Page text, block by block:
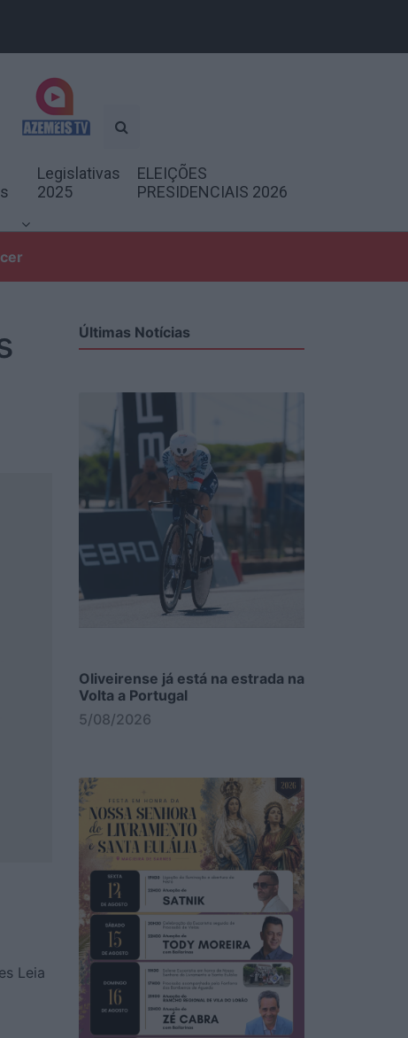
Legislativas
2025
ELEIÇÕES
PRESIDENCIAIS 2026
Leia
Últimas Notícias
Oliveirense já está na estrada na
Volta a Portugal
5/08/2026